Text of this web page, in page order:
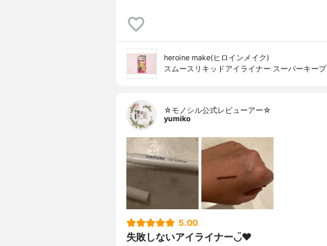
heroine make(ヒロインメイク)
スムースリキッドアイライナー スーパーキープ
☆モノシル公式レビューアー☆
yumiko
5.00
失敗しないアイライナー◡̈♥︎